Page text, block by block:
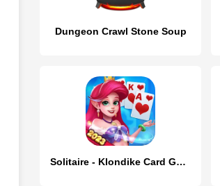
Dungeon Crawl Stone Soup
Solitaire - Klondike Card Game